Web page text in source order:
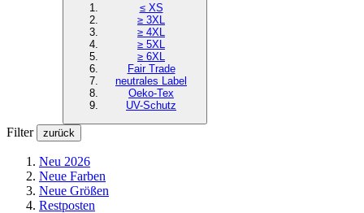
≤ XS
≥ 3XL
≥ 4XL
≥ 5XL
≥ 6XL
Fair Trade
neutrales Label
Oeko-Tex
UV-Schutz
Filter zurück
Neu 2026
Neue Farben
Neue Größen
Restposten